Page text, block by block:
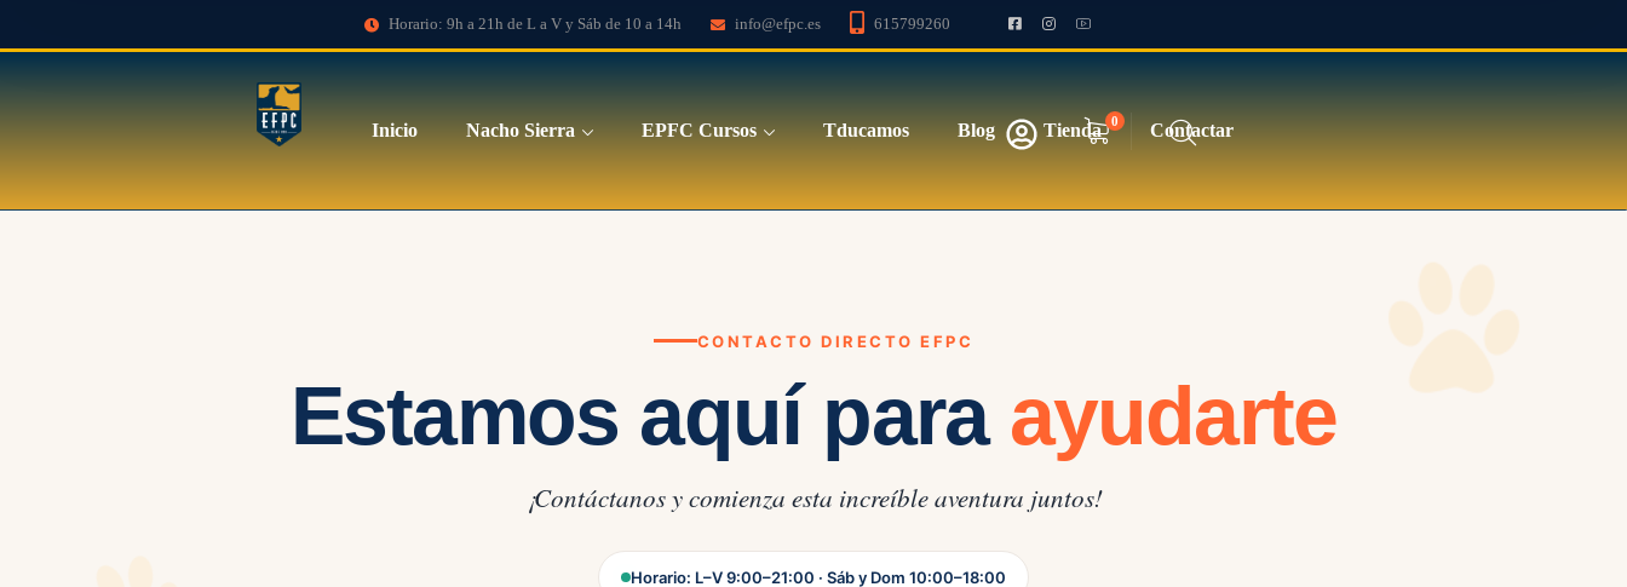
Horario: 9h a 21h de L a V y Sáb de 10 a 14h info@efpc.es 615799260
Inicio Nacho Sierra EPFC Cursos Tducamos Blog Tienda Contactar
0
CONTACTO DIRECTO EFPC
Estamos aquí para ayudarte
¡Contáctanos y comienza esta increíble aventura juntos!
Horario: L–V 9:00–21:00 · Sáb y Dom 10:00–18:00